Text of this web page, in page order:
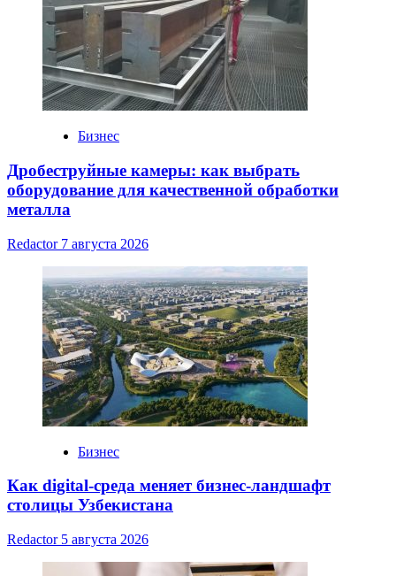
Бизнес
Дробеструйные камеры: как выбрать
оборудование для качественной обработки
металла
Redactor 7 августа 2026
Бизнес
Как digital-среда меняет бизнес-ландшафт
столицы Узбекистана
Redactor 5 августа 2026